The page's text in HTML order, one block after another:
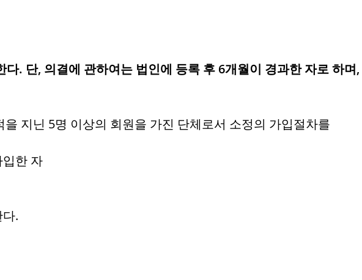
. 단, 의결에 관하여는 법인에 등록 후 6개월이 경과한 자로 하며,
지닌 5명 이상의 회원을 가진 단체로서 소정의 가입절차를
한 자
.